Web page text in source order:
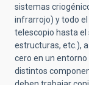
sistemas
infrarrojo) y todo
telescopio hasta el
estructuras, etc.),
cero en un entorno
distintos